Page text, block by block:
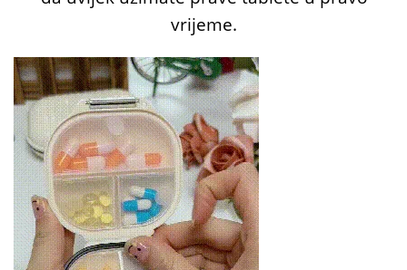
vrijeme.